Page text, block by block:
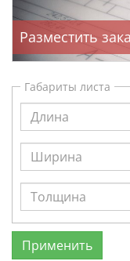
Разместить
Габариты листа